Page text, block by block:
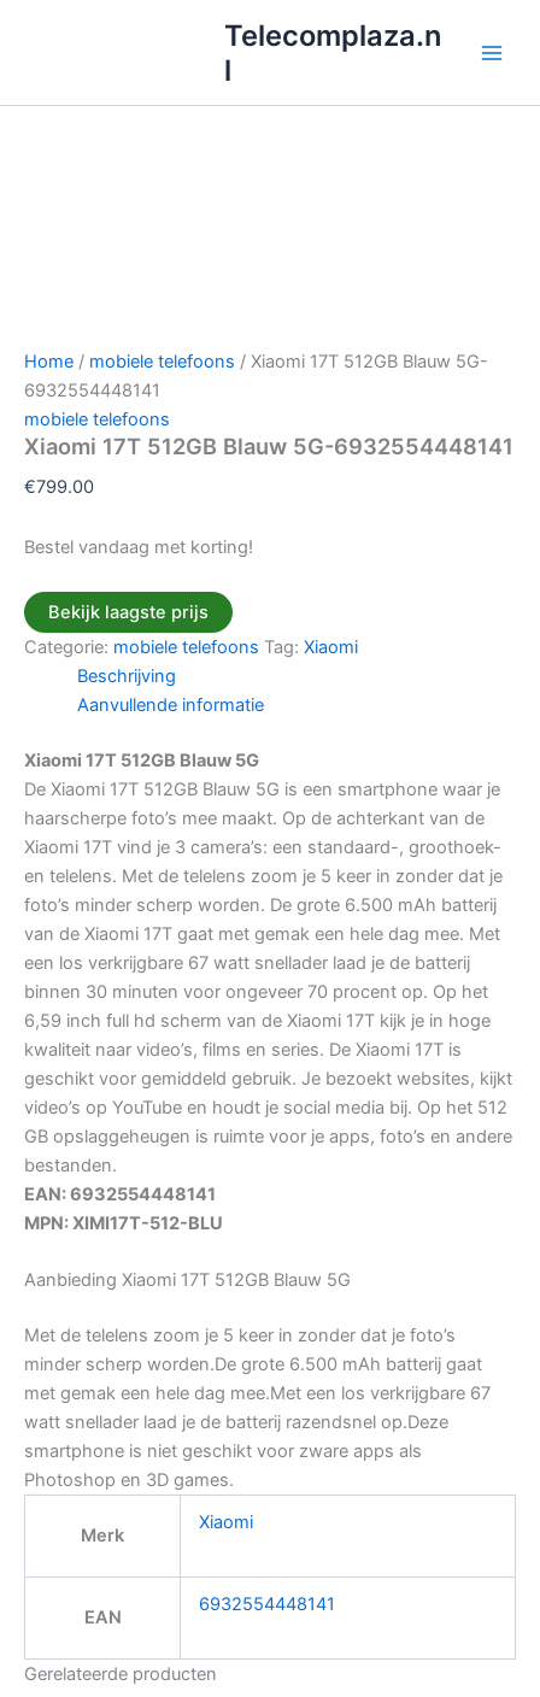
inhoud
Telecomplaza.n
l
Home / mobiele telefoons / Xiaomi 17T 512GB Blauw 5G-
6932554448141
mobiele telefoons
Xiaomi 17T 512GB Blauw 5G-6932554448141
€799.00
Bestel vandaag met korting!
Bekijk laagste prijs
Categorie: mobiele telefoons Tag: Xiaomi
Beschrijving
Aanvullende informatie
Xiaomi 17T 512GB Blauw 5G
De Xiaomi 17T 512GB Blauw 5G is een smartphone waar je
haarscherpe foto’s mee maakt. Op de achterkant van de
Xiaomi 17T vind je 3 camera’s: een standaard-, groothoek-
en telelens. Met de telelens zoom je 5 keer in zonder dat je
foto’s minder scherp worden. De grote 6.500 mAh batterij
van de Xiaomi 17T gaat met gemak een hele dag mee. Met
een los verkrijgbare 67 watt snellader laad je de batterij
binnen 30 minuten voor ongeveer 70 procent op. Op het
6,59 inch full hd scherm van de Xiaomi 17T kijk je in hoge
kwaliteit naar video’s, films en series. De Xiaomi 17T is
geschikt voor gemiddeld gebruik. Je bezoekt websites, kijkt
video’s op YouTube en houdt je social media bij. Op het 512
GB opslaggeheugen is ruimte voor je apps, foto’s en andere
bestanden.
EAN: 6932554448141
MPN: XIMI17T-512-BLU
Aanbieding Xiaomi 17T 512GB Blauw 5G
Met de telelens zoom je 5 keer in zonder dat je foto’s
minder scherp worden.De grote 6.500 mAh batterij gaat
met gemak een hele dag mee.Met een los verkrijgbare 67
watt snellader laad je de batterij razendsnel op.Deze
smartphone is niet geschikt voor zware apps als
Photoshop en 3D games.
Merk
Xiaomi
EAN
6932554448141
Gerelateerde producten